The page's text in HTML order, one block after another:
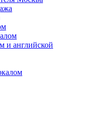
и английской